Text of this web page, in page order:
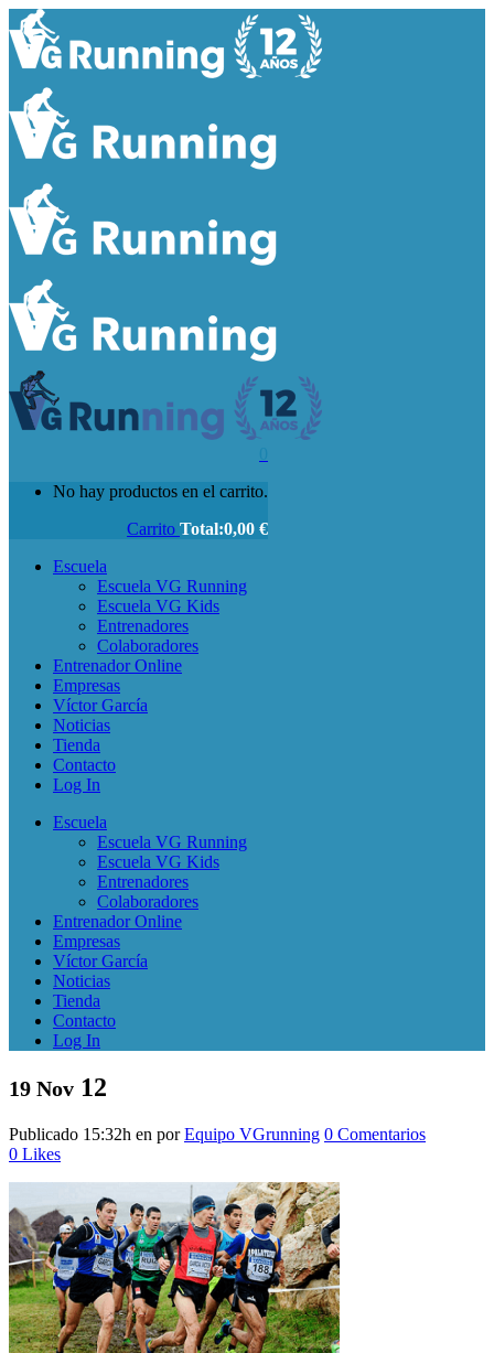
No hay productos en el carrito.
Carrito Total:0,00 €
Escuela
Escuela VG Running
Escuela VG Kids
Entrenadores
Colaboradores
Entrenador Online
Empresas
Víctor García
Noticias
Tienda
Contacto
Log In
Escuela
Escuela VG Running
Escuela VG Kids
Entrenadores
Colaboradores
Entrenador Online
Empresas
Víctor García
Noticias
Tienda
Contacto
Log In
19 Nov 12
Publicado 15:32h en porEquipo VGrunning 0 Comentarios
0 Likes